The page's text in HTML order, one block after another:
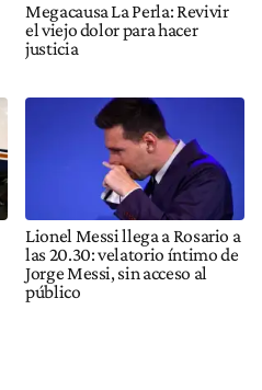
Megacausa La Perla: Revivir
el viejo dolor para hacer
justicia
Lionel Messi llega a Rosario a
las 20.30: velatorio íntimo de
Jorge Messi, sin acceso al
público